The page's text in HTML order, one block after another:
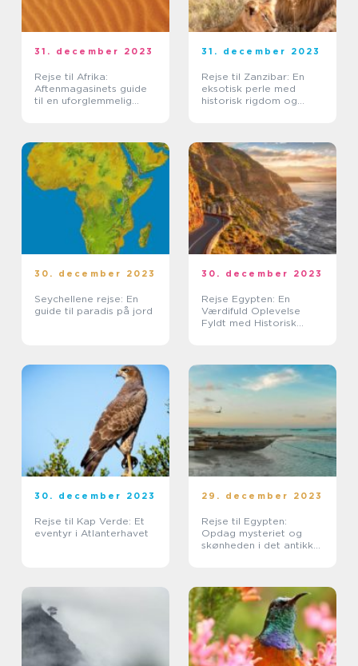
31. december 2023
Rejse til Afrika:
Aftenmagasinets guide
til en uforglemmelig
31. december 2023
Rejse til Zanzibar: En
eksotisk perle med
historisk rigdom og
30. december 2023
Seychellene rejse: En
guide til paradis på jord
30. december 2023
Rejse Egypten: En
Værdifuld Oplevelse
Fyldt med Historisk
30. december 2023
Rejse til Kap Verde: Et
eventyr i Atlanterhavet
29. december 2023
Rejse til Egypten:
Opdag mysteriet og
skønheden i det antikke